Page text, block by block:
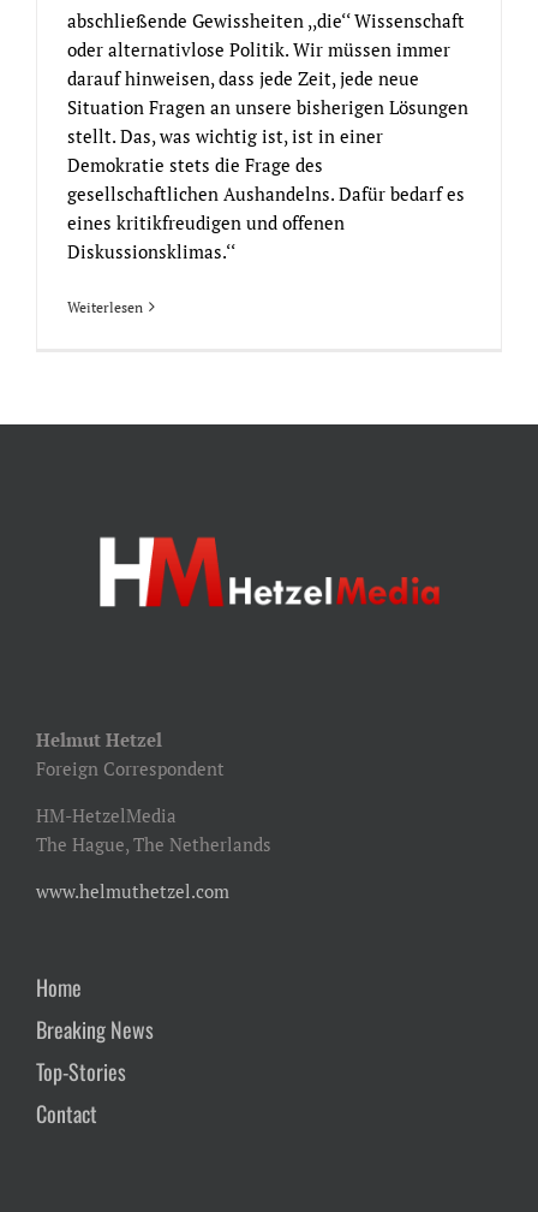
abschließende Gewissheiten ,,die‘‘ Wissenschaft
oder alternativlose Politik. Wir müssen immer
darauf hinweisen, dass jede Zeit, jede neue
Situation Fragen an unsere bisherigen Lösungen
stellt. Das, was wichtig ist, ist in einer
Demokratie stets die Frage des
gesellschaftlichen Aushandelns. Dafür bedarf es
eines kritikfreudigen und offenen
Diskussionsklimas.‘‘
Weiterlesen
Helmut Hetzel
Foreign Correspondent
HM-HetzelMedia
The Hague, The Netherlands
www.helmuthetzel.com
Home
Breaking News
Top-Stories
Contact